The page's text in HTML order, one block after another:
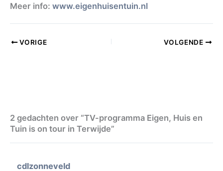
Meer info: www.eigenhuisentuin.nl
VORIGE VOLGENDE
2 gedachten over “TV-programma Eigen, Huis en
Tuin is on tour in Terwijde”
cdlzonneveld